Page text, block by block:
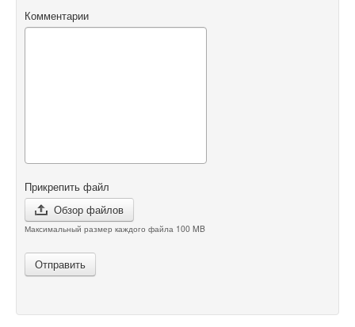
Комментарии
Прикрепить файл
Обзор файлов
Максимальный размер каждого файла 100 MB
Отправить